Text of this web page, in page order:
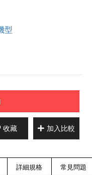
型
收藏 加入比較
詳細規格 常見問題